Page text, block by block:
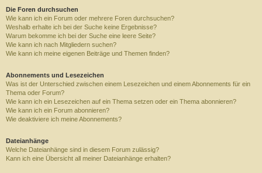
Die Foren durchsuchen
Wie kann ich ein Forum oder mehrere Foren durchsuchen?
Weshalb erhalte ich bei der Suche keine Ergebnisse?
Warum bekomme ich bei der Suche eine leere Seite?
Wie kann ich nach Mitgliedern suchen?
Wie kann ich meine eigenen Beiträge und Themen finden?
Abonnements und Lesezeichen
Was ist der Unterschied zwischen einem Lesezeichen und einem Abonnements für ein
Thema oder Forum?
Wie kann ich ein Lesezeichen auf ein Thema setzen oder ein Thema abonnieren?
Wie kann ich ein Forum abonnieren?
Wie deaktiviere ich meine Abonnements?
Dateianhänge
Welche Dateianhänge sind in diesem Forum zulässig?
Kann ich eine Übersicht all meiner Dateianhänge erhalten?